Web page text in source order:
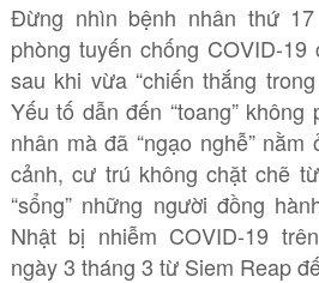
Đừng nhìn bệnh nhân thứ
phòng tuyến chống COVID-19
sau khi vừa “chiến thắng
Yếu tố dẫn đến “toang”
nhân mà đã “ngạo nghễ”
cảnh, cư trú không chặt chẽ
“sổng” những người đồng
Nhật bị nhiễm COVID-19
ngày 3 tháng 3 từ Siem Reap